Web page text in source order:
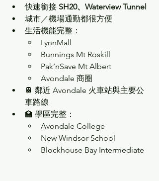
快速銜接 SH20、Waterview Tunnel
城市／機場通勤都很方便
生活機能完整：
LynnMall
Bunnings Mt Roskill
Pak’nSave Mt Albert
Avondale 商圈
🚆 鄰近 Avondale 火車站與主要公
車路線
🏫 學區完整：
Avondale College
New Windsor School
Blockhouse Bay Intermediate